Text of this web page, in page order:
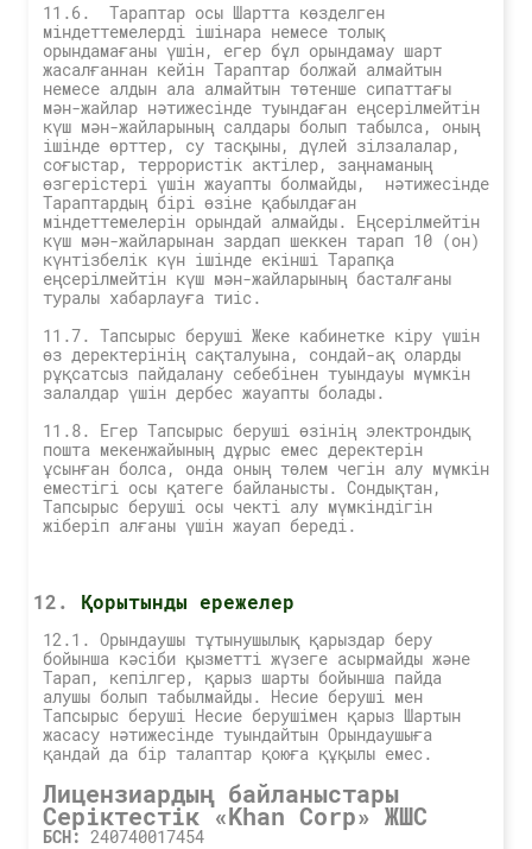
11.6. Тараптар осы Шартта көзделген
міндеттемелерді ішінара немесе толық
орындамағаны үшін, егер бұл орындамау шарт
жасалғаннан кейін Тараптар болжай алмайтын
немесе алдын ала алмайтын төтенше сипаттағы
мән-жайлар нәтижесінде туындаған еңсерілмейтін
күш мән-жайларының салдары болып табылса, оның
ішінде өрттер, су тасқыны, дүлей зілзалалар,
соғыстар, террористік актілер, заңнаманың
өзгерістері үшін жауапты болмайды, нәтижесінде
Тараптардың бірі өзіне қабылдаған
міндеттемелерін орындай алмайды. Еңсерілмейтін
күш мән-жайларынан зардап шеккен тарап 10 (он)
күнтізбелік күн ішінде екінші Тарапқа
еңсерілмейтін күш мән-жайларының басталғаны
туралы хабарлауға тиіс.
11.7. Тапсырыс беруші Жеке кабинетке кіру үшін
өз деректерінің сақталуына, сондай-ақ оларды
рұқсатсыз пайдалану себебінен туындауы мүмкін
залалдар үшін дербес жауапты болады.
11.8. Егер Тапсырыс беруші өзінің электрондық
пошта мекенжайының дұрыс емес деректерін
ұсынған болса, онда оның төлем чегін алу мүмкін
еместігі осы қатеге байланысты. Сондықтан,
Тапсырыс беруші осы чекті алу мүмкіндігін
жіберіп алғаны үшін жауап береді.
Қорытынды ережелер
12.1. Орындаушы тұтынушылық қарыздар беру
бойынша кәсіби қызметті жүзеге асырмайды және
Тарап, кепілгер, қарыз шарты бойынша пайда
алушы болып табылмайды. Несие беруші мен
Тапсырыс беруші Несие берушімен қарыз Шартын
жасасу нәтижесінде туындайтын Орындаушыға
қандай да бір талаптар қоюға құқылы емес.
Лицензиардың байланыстары
Серіктестік «Khan Corp» ЖШС
БСН: 240740017454